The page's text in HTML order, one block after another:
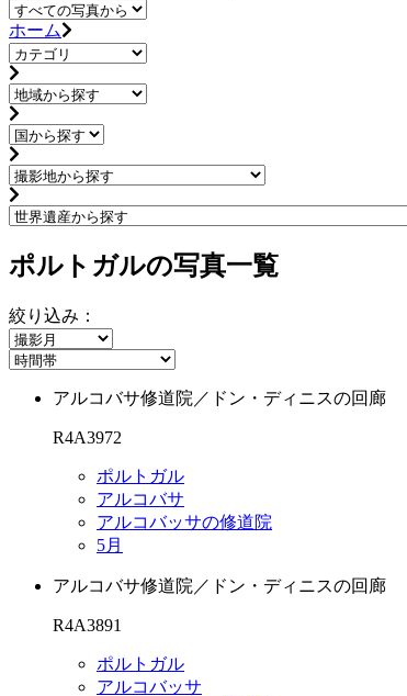
ホーム
ポルトガルの写真一覧
絞り込み：
アルコバサ修道院／ドン・ディニスの回廊
R4A3972
ポルトガル
アルコバサ
アルコバッサの修道院
5月
アルコバサ修道院／ドン・ディニスの回廊
R4A3891
ポルトガル
アルコバッサ